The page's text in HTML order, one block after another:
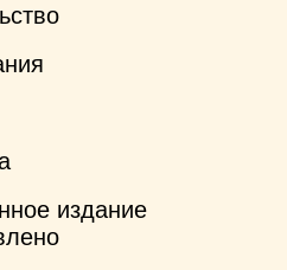
издание